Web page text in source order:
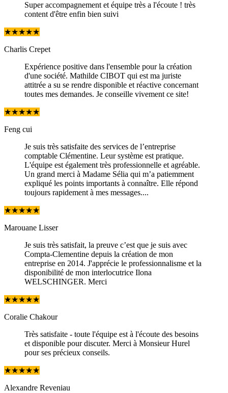
Super accompagnement et équipe très a l'écoute ! très
content d'être enfin bien suivi
★★★★★
Charlis Crepet
Expérience positive dans l'ensemble pour la création
d'une société. Mathilde CIBOT qui est ma juriste
attitrée a su se rendre disponible et réactive concernant
toutes mes demandes. Je conseille vivement ce site!
★★★★★
Feng cui
Je suis très satisfaite des services de l’entreprise
comptable Clémentine. Leur système est pratique.
L'équipe est également très professionnelle et agréable.
Un grand merci à Madame Sélia qui m’a patiemment
expliqué les points importants à connaître. Elle répond
toujours rapidement à mes messages....
★★★★★
Marouane Lisser
Je suis très satisfait, la preuve c’est que je suis avec
Compta-Clementine depuis la création de mon
entreprise en 2014. J'apprécie le professionnalisme et la
disponibilité de mon interlocutrice Ilona
WELSCHINGER. Merci
★★★★★
Coralie Chakour
Très satisfaite - toute l'équipe est à l'écoute des besoins
et disponible pour discuter. Merci à Monsieur Hurel
pour ses précieux conseils.
★★★★★
Alexandre Reveniau